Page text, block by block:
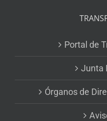
Portal de
Junta
Órganos de